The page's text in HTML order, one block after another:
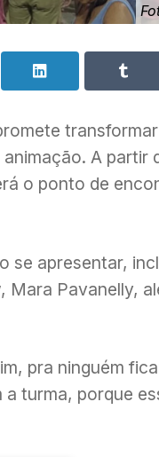
transformar
A partir
o ponto de
se apresentar,
Mara Pavanelly,
pra ninguém
turma, porque